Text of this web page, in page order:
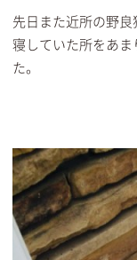
先日また近所の野
寝していた所をあ
た。